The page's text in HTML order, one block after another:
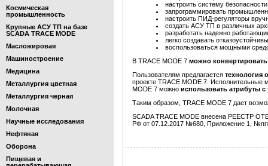
Космическая
промышленность
Крупные АСУ ТП на базе
SCADA TRACE MODE
Масложировая
Машиностроение
Медицина
Металлургия цветная
Металлургия черная
Молочная
Научные исследования
Нефтяная
Оборона
Пищевая и
настроить систему
запрограммировать
настроить ПИД-регуляторы
создать АСУ ТП в различных
разработать надежно
легко создавать
воспользоваться мощными
В TRACE MODE 7 можно конвертировать
Пользователям предлагается технология
проекте TRACE MODE 7. Исполнительные
MODE 7 можно использовать атрибуты с
Таким образом, TRACE MODE 7 дает
SCADA TRACE MODE внесена
РФ от 07.12.2017 №680, Приложение 1,